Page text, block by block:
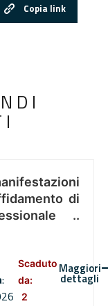
Copia link
di
..
:
Scaduto
da:
2
Maggiori
dettagli